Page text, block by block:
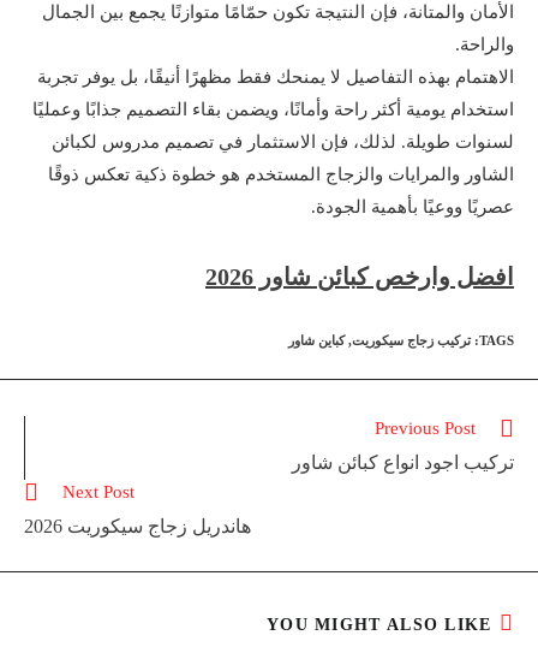
الأمان والمتانة، فإن النتيجة تكون حمّامًا متوازنًا يجمع بين الجمال
والراحة.
الاهتمام بهذه التفاصيل لا يمنحك فقط مظهرًا أنيقًا، بل يوفر تجربة
استخدام يومية أكثر راحة وأمانًا، ويضمن بقاء التصميم جذابًا وعمليًا
لسنوات طويلة. لذلك، فإن الاستثمار في تصميم مدروس لكبائن
الشاور والمرايات والزجاج المستخدم هو خطوة ذكية تعكس ذوقًا
عصريًا ووعيًا بأهمية الجودة.
افضل وارخص كبائن شاور 2026
TAGS
:تركيب زجاج سيكوريت, كباين شاور
Read
articles
Previous Post
تركيب اجود انواع كبائن شاور
Next Post
هاندريل زجاج سيكوريت 2026
YOU MIGHT ALSO LIKE